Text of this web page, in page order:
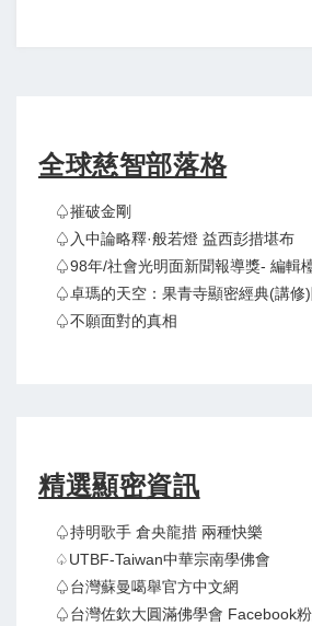
全球慈智部落格
♤摧破金剛
♤入中論略釋·般若燈 益西彭措堪布
♤98年/社會光明面新聞報導獎- 編輯
♤卓瑪的天空：果青寺顯密經典(講修
♤不願面對的真相
精選顯密資訊
♤持明歌手 倉央龍措 兩種快樂
♤UTBF-Taiwan中華宗南學佛會
♤台灣蘇曼噶舉官方中文網
♤台灣佐欽大圓滿佛學會 Facebook